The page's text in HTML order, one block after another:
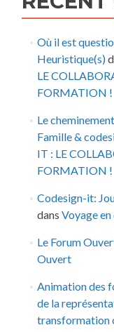
Où il est
Heuristique(s)
LE
FORMATION !
Le
Famille &
IT : LE
FORMATION !
Codesign-it:
dans Voyage
Le Forum
Ouvert
Animation des
de la
transformation